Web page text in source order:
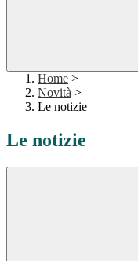
Home >
Novità >
Le notizie
Le notizie